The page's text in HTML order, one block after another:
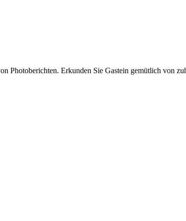
Photoberichten. Erkunden Sie Gastein gemütlich von